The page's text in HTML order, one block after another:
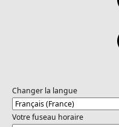
Changer la langue
Votre fuseau horaire